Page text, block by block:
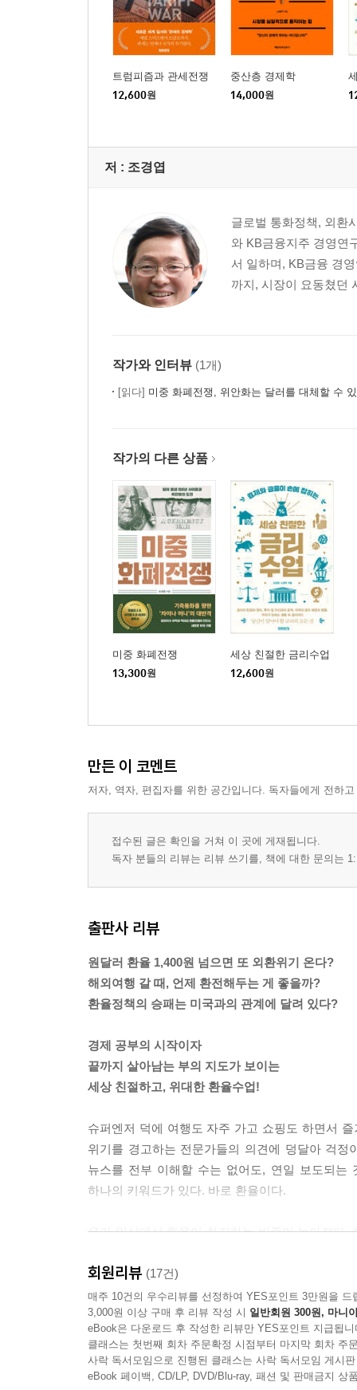
트럼피즘과 관세전쟁
12,600원
중산층 경제학
14,000원
저 : 조경엽
글로벌 통화정책, 외환
와 KB금융지주 경영연
서 일하며, KB금융 경
까지, 시장이 요동쳤던
작가와 인터뷰 (1개)
[읽다] 미중 화폐전쟁, 위안화는 달러를 대체할 수
작가의 다른 상품
미중 화폐전쟁
13,300원
세상 친절한 금리수업
12,600원
만든 이 코멘트
저자, 역자, 편집자를 위한 공간입니다. 독자들에게 전하
접수된 글은 확인을 거쳐 이 곳에 게재됩니다.
독자 분들의 리뷰는 리뷰 쓰기를, 책에 대한 문의는
출판사 리뷰
원달러 환율 1,400원 넘으면 또 외환위기 온다?
해외여행 갈 때, 언제 환전해두는 게 좋을까?
환율정책의 승패는 미국과의 관계에 달려 있다?
경제 공부의 시작이자
끝까지 살아남는 부의 지도가 보이는
세상 친절하고, 위대한 환율수업!
슈퍼엔저 덕에 여행도 자주 가고 쇼핑도 하면서
위기를 경고하는 전문가들의 의견에 덩달아 걱
뉴스를 전부 이해할 수는 없어도, 연일 보도되
하나의 키워드가 있다. 바로 환율이다.
우리 일상에서 환율이 차지하는 비중이 높아졌다
범위 앞에서 지레 겁부터 나기도 한다. 그런 독자
꼽는다. 인과관계가 불분명해 보이는 환율의 갑작
환율전쟁? 현재 진행 중인 금융 역사의 흐름!
환율의 기본 개념부터 심화되는 세계 정세까지,
급격한 변화 속에서도 기회를 잡는, 환율의 모든 것
회원리뷰 (17건)
매주 10건의 우수리뷰를 선정하여 YES포인트 3만원을 드
3,000원 이상 구매 후 리뷰 작성 시 일반회원 300원, 마니
eBook은 다운로드 후 작성한 리뷰만 YES포인트 지급됩니
클래스는 첫번째 회차 주문확정 시점부터 마지막 회차 주
사락 독서모임으로 진행된 클래스는 사락 독서모임 게시
eBook 페이백, CD/LP, DVD/Blu-ray, 패션 및 판매금지 상